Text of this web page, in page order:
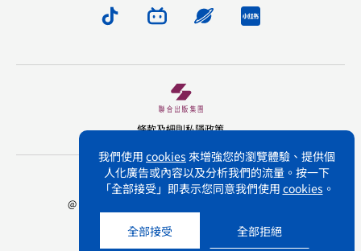
我們使用 cookies 來增強您的瀏覽體驗、提供個
人化廣告或內容以及分析我們的流量。按一下
「全部接受」即表示您同意我們使用 cookies 。
全部接受 全部拒絕
版權所有 不得轉載 三聯書店(香港)有限公司
@ Joint Publishing (Hong Kong) Company Limited.
All rights reserved.
條款及細則私隱政策